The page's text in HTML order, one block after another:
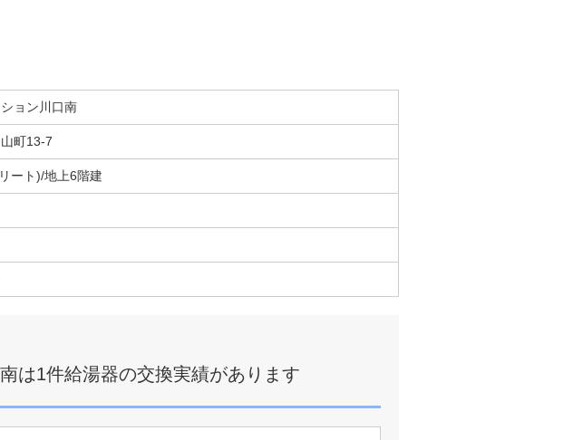
ョン川口南
町13-7
ート)/地上6階建
は1件給湯器の交換実績があります